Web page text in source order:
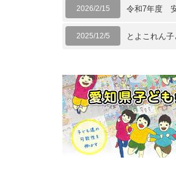
2026/2/15 令和7年度
2025/12/5 とよこれん